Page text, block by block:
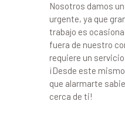
Nosotros damos
urgente, ya que
trabajo es
fuera de nuestro
requiere un
¡Desde este
que alarmarte
cerca de ti!